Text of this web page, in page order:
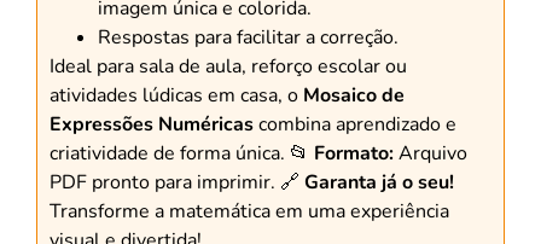
imagem única e colorida.
Respostas para facilitar a correção.
Ideal para sala de aula, reforço escolar ou
atividades lúdicas em casa, o Mosaico de
Expressões Numéricascombina aprendizado e
criatividade de forma única. 📂 Formato:Arquivo
PDF pronto para imprimir. 🔗 Garanta já o seu!
Transforme a matemática em uma experiência